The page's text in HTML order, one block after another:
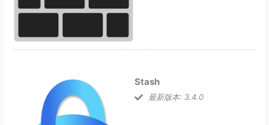
Stash
最新版本: 3.4.0